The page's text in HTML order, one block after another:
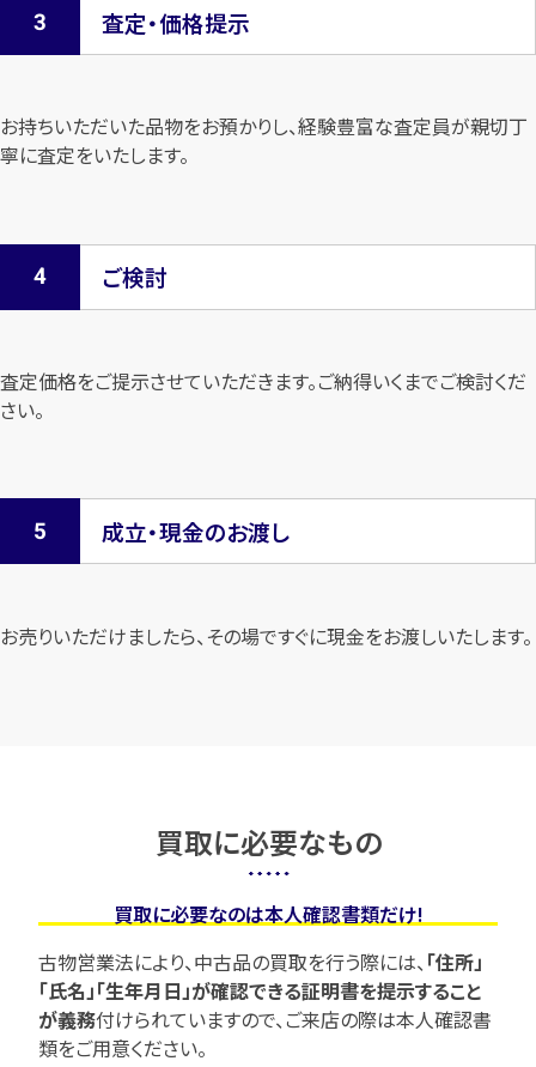
査定・価格提示
お持ちいただいた品物をお預かりし、経験豊富な査定員が親切丁
寧に査定をいたします。
ご検討
査定価格をご提示させていただきます。ご納得いくまでご検討くだ
さい。
成立・現金のお渡し
お売りいただけましたら、その場ですぐに現金をお渡しいたします。
買取に必要なもの
買取に必要なのは本人確認書類だけ!
古物営業法により、中古品の買取を行う際には、 「住所」
「氏名」「生年月日」が確認できる証明書を提示すること
が義務付けられていますので、 ご来店の際は本人確認書
類をご用意ください。